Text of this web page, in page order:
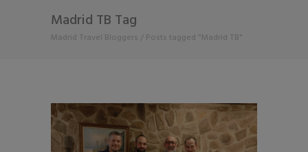
Madrid TB Tag
Madrid Travel Bloggers / Posts tagged "Madrid TB"